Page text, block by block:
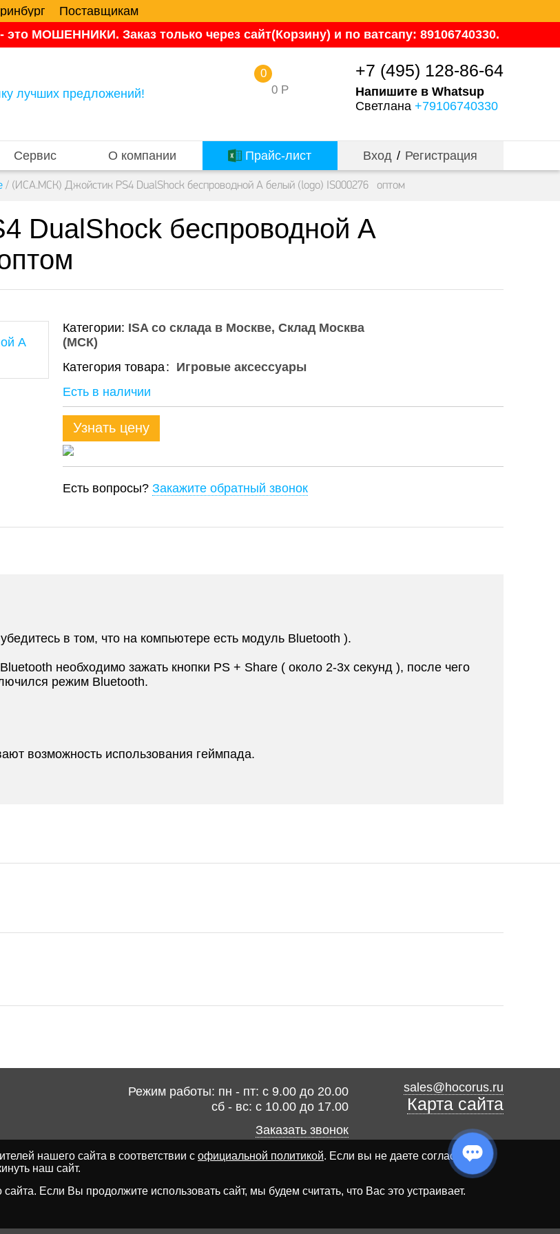
Поставщикам
МОШЕННИКИ. Заказ только через сайт(Корзину) и по ватсапу: 89106740330.
лучших предложений! 0 Р
0 +7 (495) 128-86-64
Напишите в Whatsup
Светлана +79106740330
Сервис О компании Прайс-лист Вход / Регистрация
/ (ИСА.МСК) Джойстик PS4 DualShock беспроводной A белый (logo) IS000276 оптом
DualShock беспроводной A
Категории: ISA со склада в Москве Склад Москва
(МСК)
Категория товара
Игровые аксессуары
Есть в наличии
Узнать цену
Есть вопросы? Закажите обратный звонок
в том, что на компьютере есть модуль Bluetooth ).
необходимо зажать кнопки PS + Share ( около 2-3х секунд ), после чего
режим Bluetooth.
возможность использования геймпада.
Режим работы: пн - пт: с 9.00 до 20.00
сб - вс: с 10.00 до 17.00
Заказать звонок
sales@hocorus.ru
Карта сайта
нашего сайта в соответствии с официальной политикой. Если вы не даете согласия на
наш сайт.
Если Вы продолжите использовать сайт, мы будем считать, что Вас это устраивает.